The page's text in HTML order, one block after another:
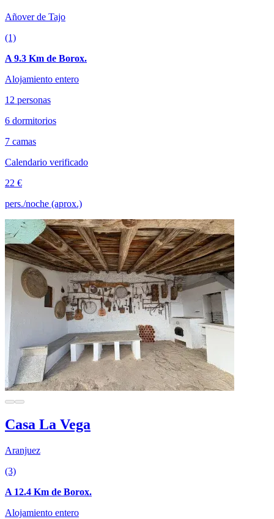
Añover de Tajo
(1)
A 9.3 Km de Borox.
Alojamiento entero
12 personas
6 dormitorios
7 camas
Calendario verificado
22 €
pers./noche (aprox.)
Casa La Vega
Aranjuez
(3)
A 12.4 Km de Borox.
Alojamiento entero